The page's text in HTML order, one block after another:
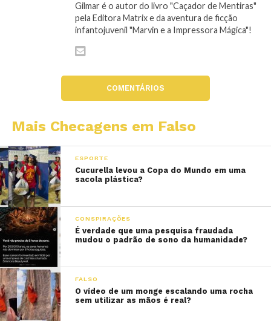
Gilmar é o autor do livro "Caçador de Mentiras"
pela Editora Matrix e da aventura de ficção
infantojuvenil "Marvin e a Impressora Mágica"!
COMENTÁRIOS
Mais Checagens em Falso
ESPORTE
Cucurella levou a Copa do Mundo em uma
sacola plástica?
CONSPIRAÇÕES
É verdade que uma pesquisa fraudada
mudou o padrão de sono da humanidade?
FALSO
O vídeo de um monge escalando uma rocha
sem utilizar as mãos é real?